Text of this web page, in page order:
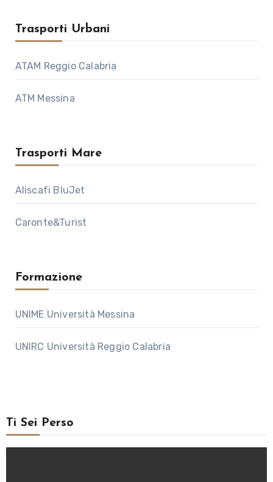
Trasporti Urbani
ATAM Reggio Calabria
ATM Messina
Trasporti Mare
Aliscafi BluJet
Caronte&Turist
Formazione
UNIME Università Messina
UNIRC Università Reggio Calabria
Ti Sei Perso